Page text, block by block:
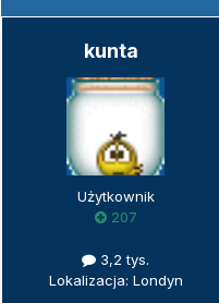
kunta
Użytkownik
207
3,2 tys.
Lokalizacja: Londyn